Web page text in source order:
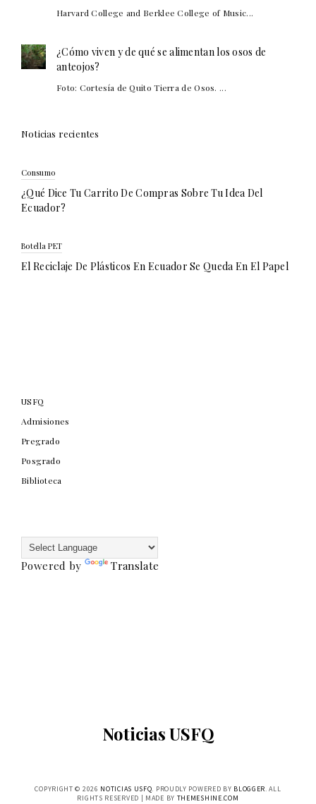
Harvard College and Berklee College of Music...
¿Cómo viven y de qué se alimentan los osos de
anteojos?
Foto: Cortesía de Quito Tierra de Osos. ...
Noticias recientes
Consumo
¿Qué Dice Tu Carrito De Compras Sobre Tu Idea Del
Ecuador?
Botella PET
El Reciclaje De Plásticos En Ecuador Se Queda En El Papel
USFQ
Admisiones
Pregrado
Posgrado
Biblioteca
Powered by Translate
Noticias USFQ
COPYRIGHT © 2026 NOTICIAS USFQ. PROUDLY POWERED BY BLOGGER. ALL
RIGHTS RESERVED | MADE BY THEMESHINE.COM